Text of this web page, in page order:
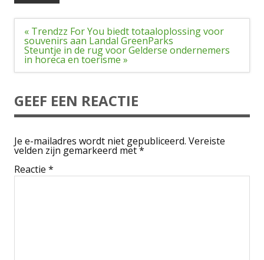
Bericht
navigatie
« Trendzz For You biedt totaaloplossing voor
souvenirs aan Landal GreenParks
Steuntje in de rug voor Gelderse ondernemers
in horeca en toerisme »
GEEF EEN REACTIE
Je e-mailadres wordt niet gepubliceerd. Vereiste
velden zijn gemarkeerd met*
Reactie *